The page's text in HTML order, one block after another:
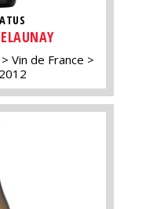
Vin de France
2012